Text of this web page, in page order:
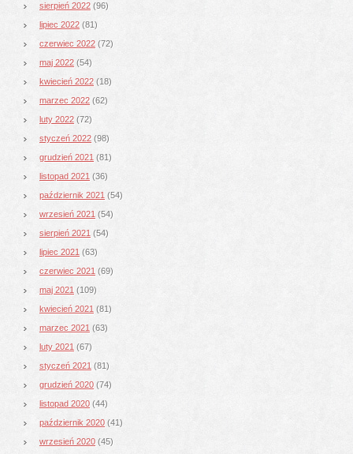
sierpień 2022 (96)
lipiec 2022 (81)
czerwiec 2022 (72)
maj 2022 (54)
kwiecień 2022 (18)
marzec 2022 (62)
luty 2022 (72)
styczeń 2022 (98)
grudzień 2021 (81)
listopad 2021 (36)
październik 2021 (54)
wrzesień 2021 (54)
sierpień 2021 (54)
lipiec 2021 (63)
czerwiec 2021 (69)
maj 2021 (109)
kwiecień 2021 (81)
marzec 2021 (63)
luty 2021 (67)
styczeń 2021 (81)
grudzień 2020 (74)
listopad 2020 (44)
październik 2020 (41)
wrzesień 2020 (45)